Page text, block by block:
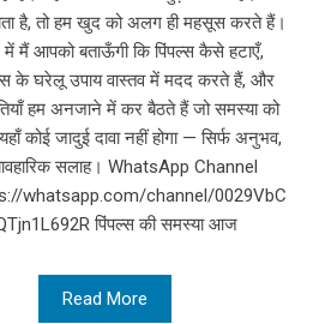
है, तो हम खुद को अलग ही महसूस करते हैं।
मैं आपको बताऊँगी कि पिंपल्स कैसे हटाएँ,
के घरेलू उपाय वास्तव में मदद करते हैं, और
हम अनजाने में कर बैठते हैं जो समस्या को
कोई जादुई दावा नहीं होगा — सिर्फ अनुभव,
सलाह। WhatsApp Channel
whatsapp.com/channel/0029VbC
पिंपल्स की समस्या आज
Read More